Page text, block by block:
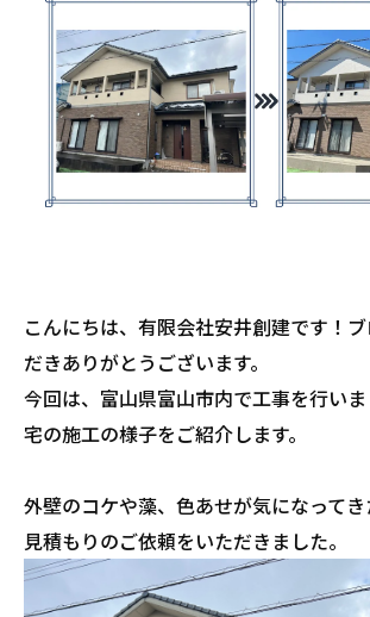
こんにちは、有限会社安井創建です！
だきありがとうございます。
今回は、富山県富山市内で工事を行い
宅の施工の様子をご紹介します。
外壁のコケや藻、色あせが気になって
見積もりのご依頼をいただきました。